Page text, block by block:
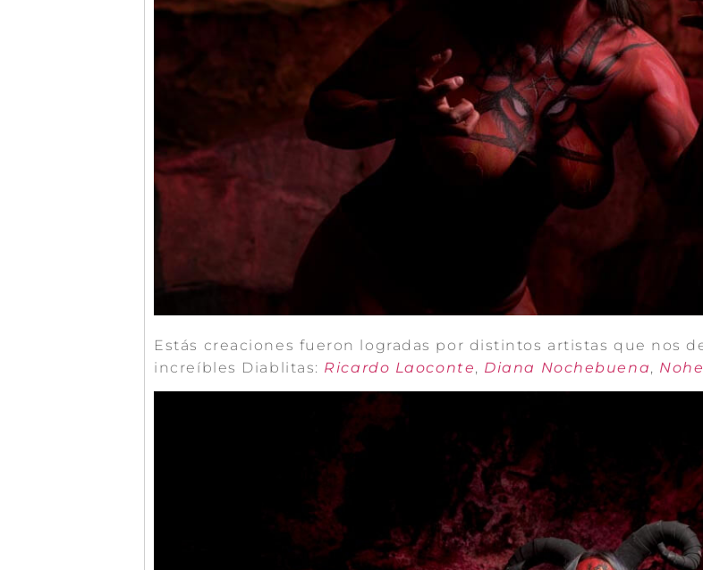
Estás creaciones fueron logradas por distintos artistas que nos
increíbles Diablitas: Ricardo Laoconte, Diana Nochebuena,